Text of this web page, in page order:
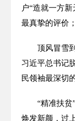
户“造就一方
最真挚的评价；
顶风冒雪
习近平总书记
民领袖最深切
“精准扶
焕发新颜，过